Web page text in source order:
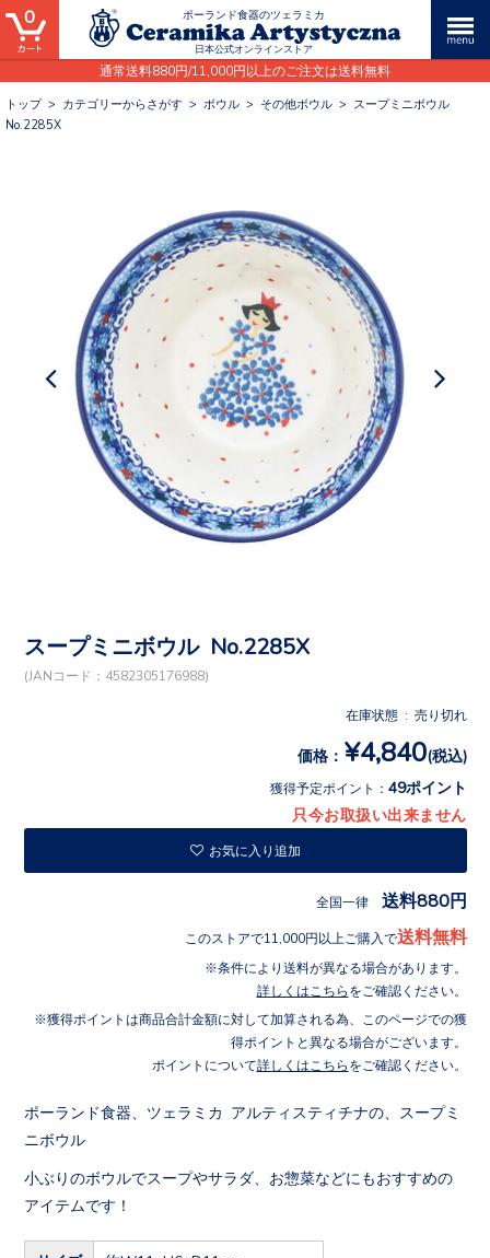
ポーランド食器のツェラミカ
日本公式オンラインストア
通常送料880円/11,000円以上のご注文は送料無料
0
トップ> カテゴリーからさがす > ボウル > その他ボウル > スープミニボウル
No.2285X
スープミニボウル No.2285X
(JANコード：4582305176988)
在庫状態 : 売り切れ
価格： ¥4,840(税込)
獲得予定ポイント： 49ポイント
只今お取扱い出来ません
お気に入り追加
全国一律 送料880円
このストアで11,000円以上ご購入で送料無料
条件により送料が異なる場合があります。
詳しくはこちら をご確認ください。
獲得ポイントは商品合計金額に対して加算される為、このページでの獲
得ポイントと異なる場合がございます。
ポイントについて詳しくはこちら をご確認ください。
ポーランド食器、ツェラミカ アルティスティチナの、スープミ
ニボウル
小ぶりのボウルでスープやサラダ、お惣菜などにもおすすめの
アイテムです！